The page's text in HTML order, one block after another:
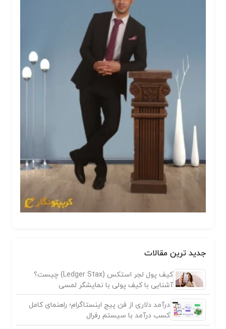
جدید ترین مقالات
کیف پول لجر استکس (Ledger Stax) چیست؟
آشنایی با کیف پولی با نمایشگر لمسی
درآمد دلاری از فن پیج اینستاگرام؛ راهنمای کامل
کسب درآمد با سیستم رفرال